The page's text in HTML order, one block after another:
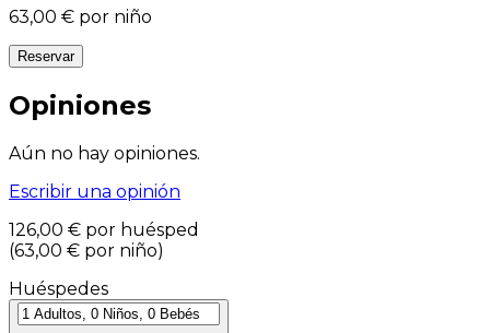
63,00 € por niño
Reservar
Opiniones
Aún no hay opiniones.
Escribir una opinión
126,00 € por huésped
(63,00 € por niño)
Huéspedes